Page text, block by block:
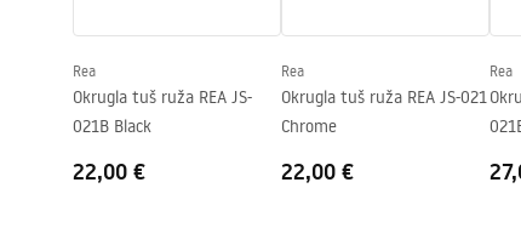
Rea
Okrugla tuš ruža REA JS-
021B Black
22,00 €
Rea
Okrugla tuš ruža REA JS-021
Chrome
22,00 €
Rea